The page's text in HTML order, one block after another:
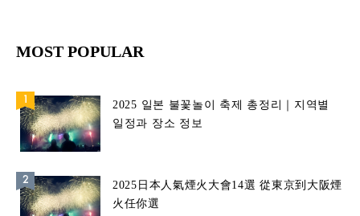
MOST POPULAR
2025 일본 불꽃놀이 축제 총정리｜지역별
일정과 장소 정보
2025日本人氣煙火大會14選 從東京到大阪煙
火任你選